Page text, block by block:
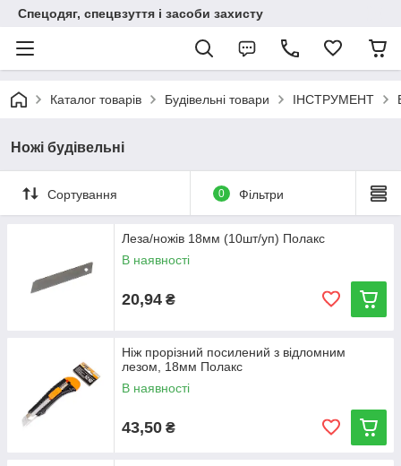
Спецодяг, спецвзуття і засоби захисту
Каталог товарів Будівельні товари ІНСТРУМЕНТ
Ножі будівельні
Сортування 0 Фільтри
Леза/ножів 18мм (10шт/уп) Полакс
В наявності
20,94 ₴
Ніж прорізний посилений з відломним
лезом, 18мм Полакс
В наявності
43,50 ₴